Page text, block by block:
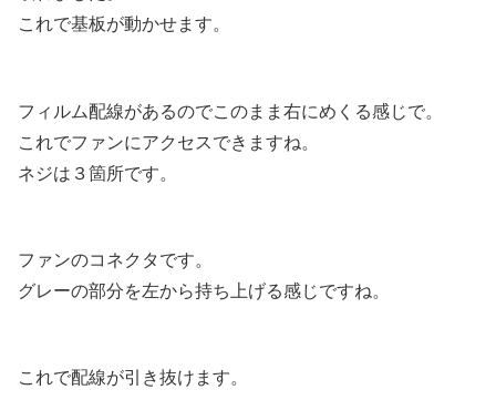
これで基板が動かせます。
フィルム配線があるのでこのまま右にめくる感じで。
これでファンにアクセスできますね。
ネジは３箇所です。
ファンのコネクタです。
グレーの部分を左から持ち上げる感じですね。
これで配線が引き抜けます。